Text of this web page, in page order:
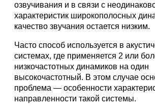
озвучивания и в связи с
характеристик широкополосных
качество звучания остается низким.
Часто способ используется в
системах, где применяется 2 или
низкочастотных динамиков на один
высокочастотный. В этом случае
проблема — особенности
направленности такой системы.